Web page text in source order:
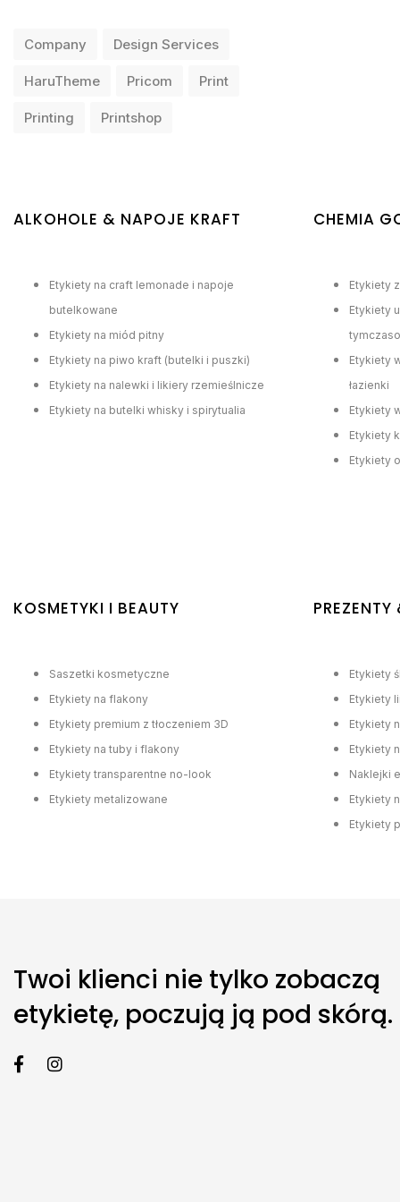
Company Design Services
HaruTheme Pricom Print
Printing Printshop
ALKOHOLE & NAPOJE KRAFT
Etykiety na craft lemonade i napoje
butelkowane
Etykiety na miód pitny
Etykiety na piwo kraft (butelki i puszki)
Etykiety na nalewki i likiery rzemieślnicze
Etykiety na butelki whisky i spirytualia
CHEMIA
Etykiety
Etykiety
Etykiety
łazienki
Etykiety
Etykiety
Etykiety
KOSMETYKI I BEAUTY
Saszetki kosmetyczne
Etykiety na flakony
Etykiety premium z tłoczeniem 3D
Etykiety na tuby i flakony
Etykiety transparentne no-look
Etykiety metalizowane
Etykiety
Etykiety
Etykiety
Etykiety
Naklejki
Etykiety
Etykiety
Twoi klienci nie tylko zobaczą
etykietę, poczują ją pod skórą.